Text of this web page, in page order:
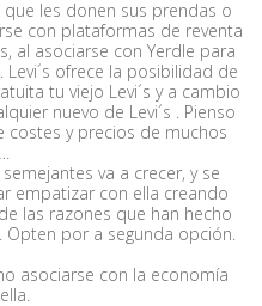
les donen sus prendas o
con plataformas de reventa
al asociarse con Yerdle para
ofrece la posibilidad de
tu viejo Levi´s y a cambio
nuevo de Levi´s . Pienso
costes y precios de muchos
va a crecer, y se
empatizar con ella creando
las razones que han hecho
por a segunda opción.
asociarse con la economía